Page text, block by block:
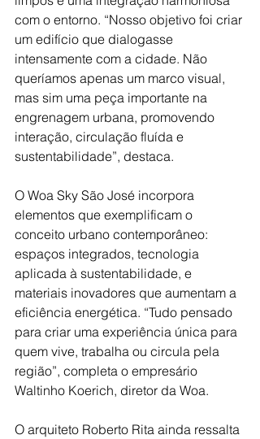
com o entorno. “Nosso objetivo foi criar
um edifício que dialogasse
intensamente com a cidade. Não
queríamos apenas um marco visual,
mas sim uma peça importante na
engrenagem urbana, promovendo
interação, circulação fluída e
sustentabilidade”, destaca.
O Woa Sky São José incorpora
elementos que exemplificam o
conceito urbano contemporâneo:
espaços integrados, tecnologia
aplicada à sustentabilidade, e
materiais inovadores que aumentam a
eficiência energética. “Tudo pensado
para criar uma experiência única para
quem vive, trabalha ou circula pela
região”, completa o empresário
Waltinho Koerich, diretor da Woa.
O arquiteto Roberto Rita ainda ressalta